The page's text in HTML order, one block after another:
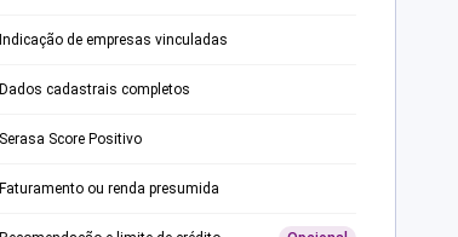
Indicação de empresas vinculadas
Dados cadastrais completos
Serasa Score Positivo
Faturamento ou renda presumida